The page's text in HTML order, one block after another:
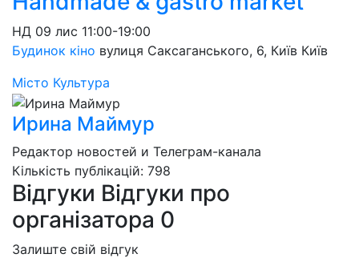
НД 09 лис 11:00-19:00
Будинок кіно вулиця Саксаганського, 6, Київ Київ
Місто Культура
Ирина Маймур
Редактор новостей и Телеграм-канала
Кількість публікацій: 798
Відгуки Відгуки про
організатора 0
Залиште свій відгук